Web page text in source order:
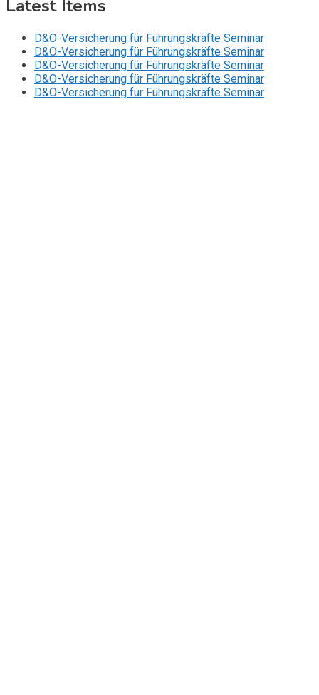
Latest Items
D&O-Versicherung für Führungskräfte Seminar
D&O-Versicherung für Führungskräfte Seminar
D&O-Versicherung für Führungskräfte Seminar
D&O-Versicherung für Führungskräfte Seminar
D&O-Versicherung für Führungskräfte Seminar